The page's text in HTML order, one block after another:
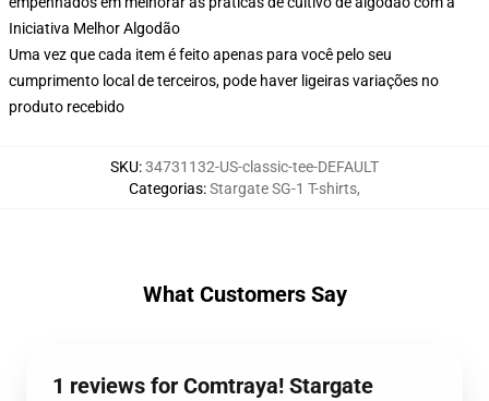
Iniciativa Melhor Algodão
Uma vez que cada item é feito apenas para você pelo seu
cumprimento local de terceiros, pode haver ligeiras variações no
produto recebido
SKU:34731132-US-classic-tee-DEFAULT
Categorias:Stargate SG-1 T-shirts,
What Customers Say
1 reviews for Comtraya! Stargate